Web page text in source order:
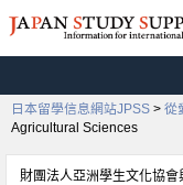
日本留學信息網站JPSS > 從
Agricultural Sciences
財團法人亞洲學生文化協